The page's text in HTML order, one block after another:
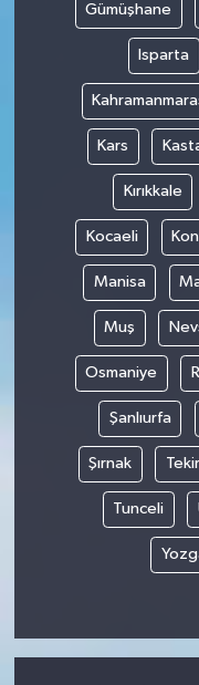
Gümüşhane
Isparta
Kars
Kırıkkale
Kocaeli
Manisa
Muş
Osmaniye
Şanlıurfa
Şırnak
Tunceli